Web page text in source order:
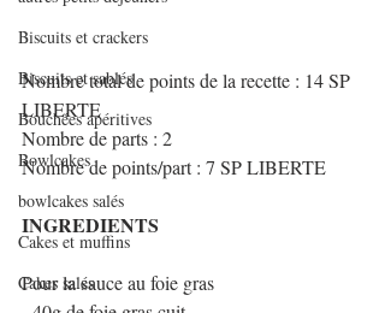
Biscuits et crackers
Biscuits et sablés
Bouchées apéritives
Bowlcakes
bowlcakes salés
Cakes et muffins
Cakes salés
Nombre total de points de la recette : 14 SP
LIBERTE
Nombre de parts : 2
Nombre de points/part : 7 SP LIBERTE
INGREDIENTS
Pour la sauce au foie gras